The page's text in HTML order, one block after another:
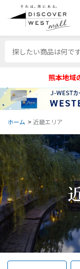
熊本地域
ホーム > 近畿エリア